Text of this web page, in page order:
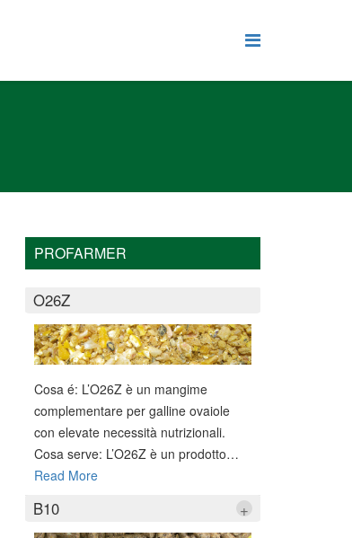
PROFARMER
O26Z
Cosa é: L’O26Z è un mangime
complementare per galline ovaiole
con elevate necessità nutrizionali.
Cosa serve: L’O26Z è un prodotto…
Read More
B10 +